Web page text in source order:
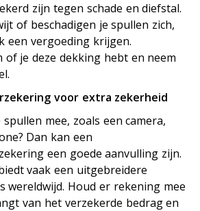
zijn tegen schade en diefstal.
of beschadigen je spullen zich,
een vergoeding krijgen.
of je deze dekking hebt en neem
voor extra zekerheid
mee, zoals een camera,
Dan kan een
een goede aanvulling zijn.
vaak een uitgebreidere
wereldwijd. Houd er rekening mee
van het verzekerde bedrag en